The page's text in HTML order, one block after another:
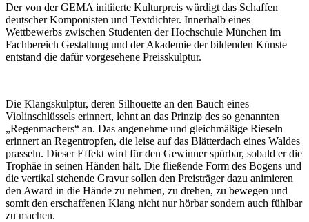
Der von der GEMA initiierte Kulturpreis würdigt das Schaffen
deutscher Komponisten und Textdichter. Innerhalb eines
Wettbewerbs zwischen Studenten der Hochschule München im
Fachbereich Gestaltung und der Akademie der bildenden Künste
entstand die dafür vorgesehene Preisskulptur.
Die Klangskulptur, deren Silhouette an den Bauch eines
Violinschlüssels erinnert, lehnt an das Prinzip des so genannten
„Regenmachers“ an. Das angenehme und gleichmäßige Rieseln
erinnert an Regentropfen, die leise auf das Blätterdach eines Waldes
prasseln. Dieser Effekt wird für den Gewinner spürbar, sobald er die
Trophäe in seinen Händen hält. Die fließende Form des Bogens und
die vertikal stehende Gravur sollen den Preisträger dazu animieren
den Award in die Hände zu nehmen, zu drehen, zu bewegen und
somit den erschaffenen Klang nicht nur hörbar sondern auch fühlbar
zu machen.